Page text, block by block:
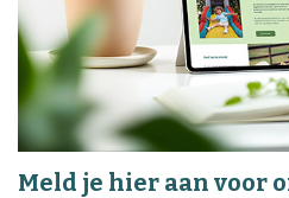
Meld je hier aan voor